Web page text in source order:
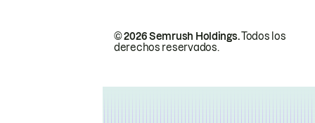
© 2026 Semrush Holdings.Todos los
derechos reservados.